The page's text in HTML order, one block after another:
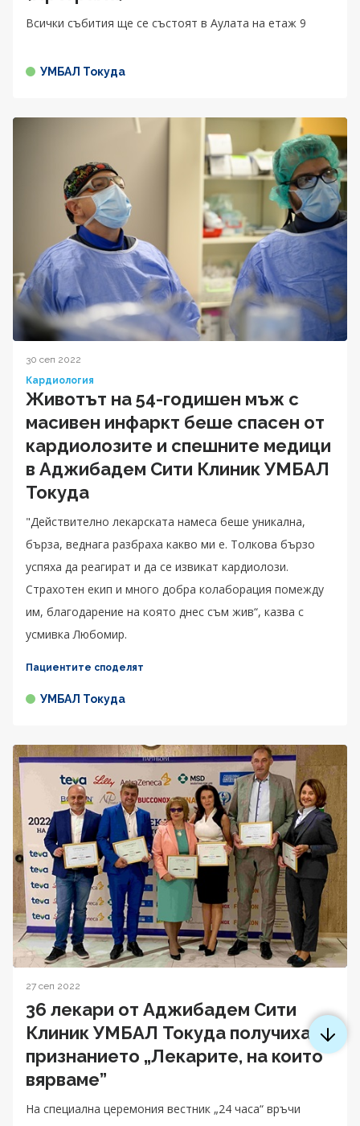
Всички събития ще се състоят в Аулата на етаж 9
УМБАЛ Токуда
30 сеп 2022
Кардиология
Животът на 54-годишен мъж с
масивен инфаркт беше спасен от
кардиолозите и спешните медици
в Аджибадем Сити Клиник УМБАЛ
Токуда
"Действително лекарската намеса беше уникална,
бърза, веднага разбраха какво ми е. Толкова бързо
успяха да реагират и да се извикат кардиолози.
Страхотен екип и много добра колаборация помежду
им, благодарение на която днес съм жив“, казва с
усмивка Любомир.
Пациентите споделят
УМБАЛ Токуда
27 сеп 2022
36 лекари от Аджибадем Сити
Клиник УМБАЛ Токуда получиха
признанието „Лекарите, на които
вярваме”
На специална церемония вестник „24 часа“ връчи